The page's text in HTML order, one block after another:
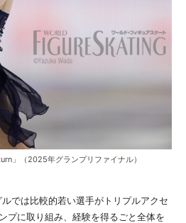
」（2025年グランプリファイナル）
は比較的若い選手がトリプルアクセ
プに取り組み、経験を得るごと全体を